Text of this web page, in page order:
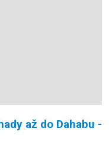
až do Dahabu -